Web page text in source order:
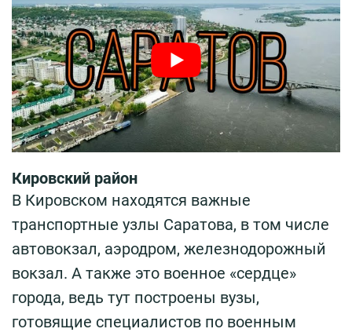
Кировский район
В Кировском находятся важные
транспортные узлы Саратова, в том числе
автовокзал, аэродром, железнодорожный
вокзал. А также это военное «сердце»
города, ведь тут построены вузы,
готовящие специалистов по военным